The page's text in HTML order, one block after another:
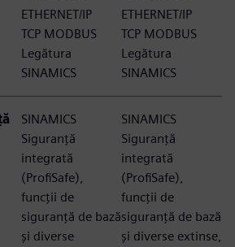
ETHERNET/IP
TCP MODBUS
Legătura
SINAMICS
ETHERNET/IP
TCP MODBUS
Legătura
SINAMICS
SINAMICS
Siguranță
integrată
(ProfiSafe),
funcții de
siguranță de bază
și diverse
SINAMICS
Siguranță
integrată
(ProfiSafe),
funcții de
siguranță de bază
și diverse extinse,